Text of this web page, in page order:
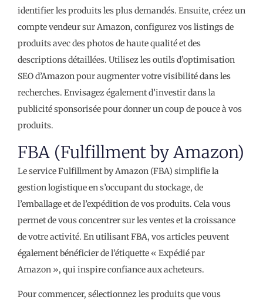
identifier les produits les plus demandés. Ensuite, créez un
compte vendeur sur Amazon, configurez vos listings de
produits avec des photos de haute qualité et des
descriptions détaillées. Utilisez les outils d’optimisation
SEO d’Amazon pour augmenter votre visibilité dans les
recherches. Envisagez également d’investir dans la
publicité sponsorisée pour donner un coup de pouce à vos
produits.
FBA (Fulfillment by Amazon)
Le service Fulfillment by Amazon (FBA) simplifie la
gestion logistique en s’occupant du stockage, de
l’emballage et de l’expédition de vos produits. Cela vous
permet de vous concentrer sur les ventes et la croissance
de votre activité. En utilisant FBA, vos articles peuvent
également bénéficier de l’étiquette « Expédié par
Amazon », qui inspire confiance aux acheteurs.
Pour commencer, sélectionnez les produits que vous